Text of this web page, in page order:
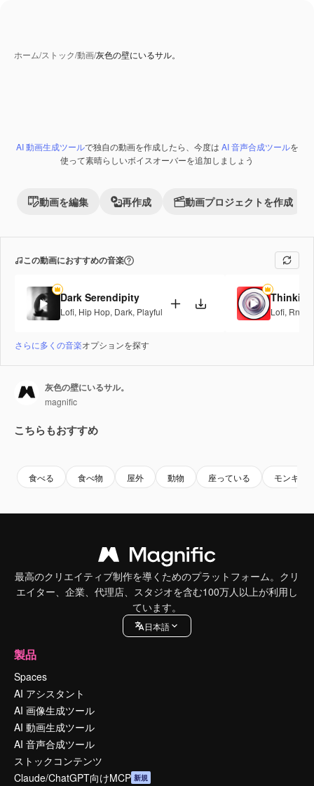
ホーム/ストック/動画/灰色の壁にいるサル。
AI 動画生成ツールで独自の動画を作成したら、今度は AI 音声合成ツールを
使って素晴らしいボイスオーバーを追加しましょう
動画を編集 再作成 動画プロジェクトを作成
この動画におすすめの音楽
Dark Serendipity
Lofi, Hip Hop, Dark, Playful Lofi, RnB
さらに多くの音楽オプションを探す
灰色の壁にいるサル。
magnific
こちらもおすすめ
食べる 食べ物 屋外 動物 座っている モンキー
最高のクリエイティブ制作を導くためのプラットフォーム。クリ
エイター、企業、代理店、スタジオを含む100万人以上が利用し
ています。
日本語
製品
Spaces
AI アシスタント
AI 画像生成ツール
AI 動画生成ツール
AI 音声合成ツール
ストックコンテンツ
Claude/ChatGPT向けMCP 新規